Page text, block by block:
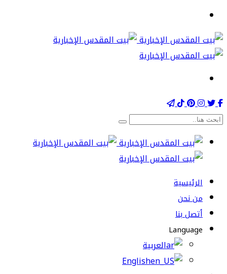
الرئيسية
من نحن
أتصل بنا
Language
العربية
English